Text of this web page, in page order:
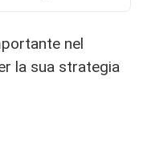
nel
la sua strategia